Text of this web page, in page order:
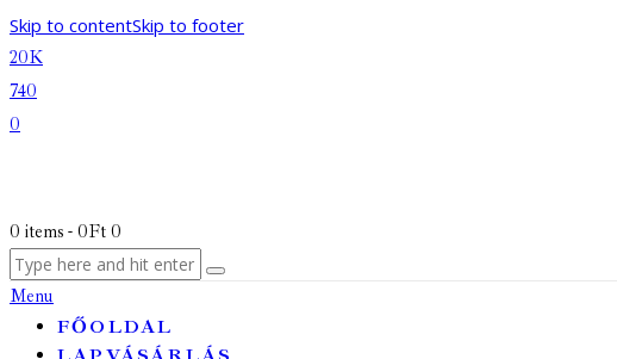
Skip to contentSkip to footer
20K
740
0
0 items - 0Ft 0
Menu
FŐOLDAL